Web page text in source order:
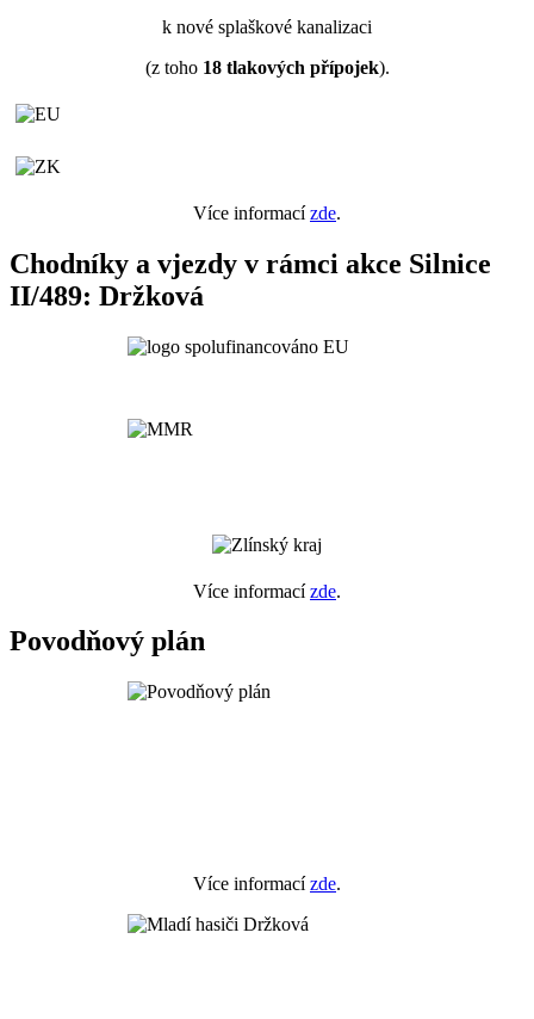
k nové splaškové kanalizaci
(z toho 18tlakových přípojek).
Více informacízde.
Chodníky a vjezdy v rámci akce Silnice
II/489: Držková
Více informacízde.
Povodňový plán
Více informacízde.